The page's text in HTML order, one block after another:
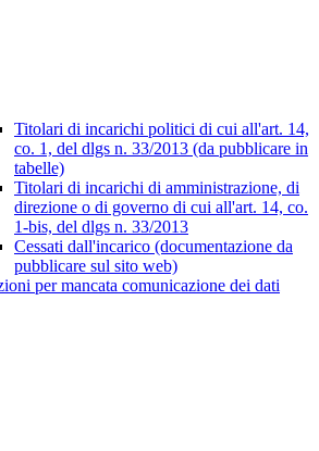
Titolari di incarichi politici di cui all'art. 14,
co. 1, del dlgs n. 33/2013 (da pubblicare in
tabelle)
Titolari di incarichi di amministrazione, di
direzione o di governo di cui all'art. 14, co.
1-bis, del dlgs n. 33/2013
Cessati dall'incarico (documentazione da
pubblicare sul sito web)
per mancata comunicazione dei dati